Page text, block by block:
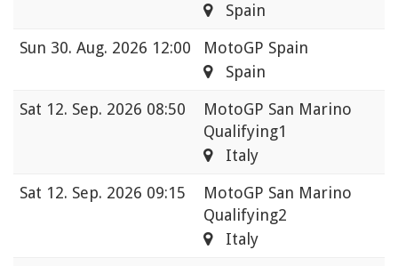
Spain
Sun 30. Aug. 2026 12:00
MotoGP Spain
Spain
Sat 12. Sep. 2026 08:50
MotoGP San Marino
Qualifying1
Italy
Sat 12. Sep. 2026 09:15
MotoGP San Marino
Qualifying2
Italy